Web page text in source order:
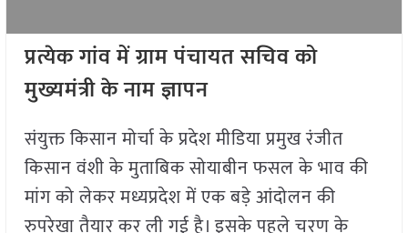
प्रत्येक गांव में ग्राम पंचायत सचिव को
मुख्यमंत्री के नाम ज्ञापन
संयुक्त किसान मोर्चा के प्रदेश मीडिया प्रमुख रंजीत
किसान वंशी के मुताबिक सोयाबीन फसल के भाव की
मांग को लेकर मध्यप्रदेश में एक बड़े आंदोलन की